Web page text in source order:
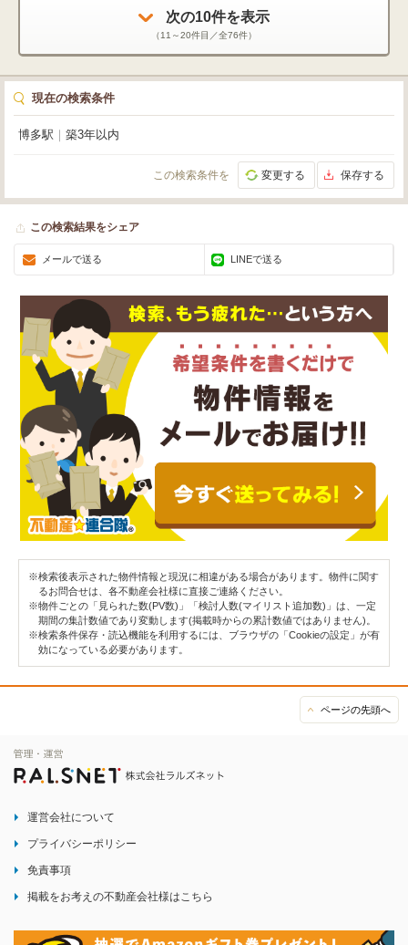
次の10件を表示
（11～20件目／全76件）
現在の検索条件
博多駅 築3年以内
この検索条件を 変更する 保存する
この検索結果をシェア
メールで送る LINEで送る
※検索後表示された物件情報と現況に相違がある場合があります。物件に関す
るお問合せは、各不動産会社様に直接ご連絡ください。
※物件ごとの「見られた数(PV数)」「検討人数(マイリスト追加数)」は、一定
期間の集計数値であり変動します(掲載時からの累計数値ではありません)。
※検索条件保存・読込機能を利用するには、ブラウザの「Cookieの設定」が有
効になっている必要があります。
ページの先頭へ
運営会社について
プライバシーポリシー
免責事項
掲載をお考えの不動産会社様はこちら